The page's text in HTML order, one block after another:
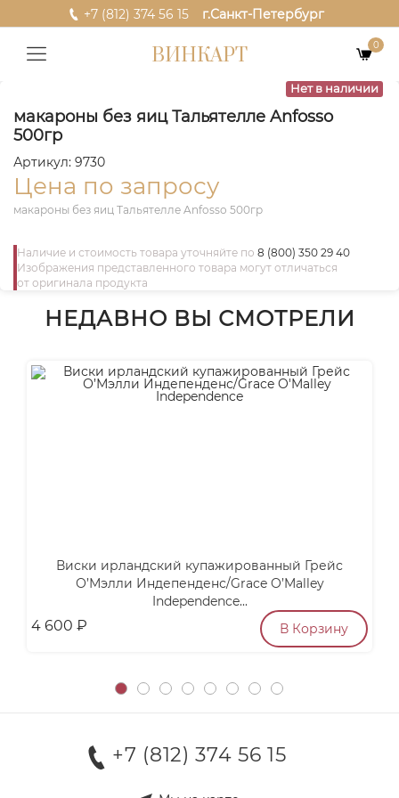
+7 (812) 374 56 15 г.Санкт-Петербург
ВИНКАРТ 0
Нет в наличии
макароны без яиц Тальятелле Anfosso
500гр
Артикул: 9730
Цена по запросу
макароны без яиц Тальятелле Anfosso 500гр
Наличие и стоимость товара уточняйте по 8 (800) 350 29 40
Изображения представленного товара могут отличаться
от оригинала продукта
НЕДАВНО ВЫ СМОТРЕЛИ
Виски ирландский купажированный Грейс
О’Мэлли Индепенденс/Grace O’Malley
Independence...
4 600 ₽ В Корзину
+7 (812) 374 56 15